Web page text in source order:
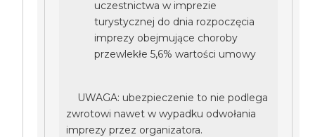
uczestnictwa w imprezie
turystycznej do dnia rozpoczęcia
imprezy obejmujące choroby
przewlekłe 5,6% wartości umowy
UWAGA: ubezpieczenie to nie podlega
zwrotowi nawet w wypadku odwołania
imprezy przez organizatora.